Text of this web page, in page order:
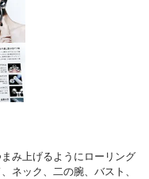
み上げるようにローリング
ネック、二の腕、バスト、